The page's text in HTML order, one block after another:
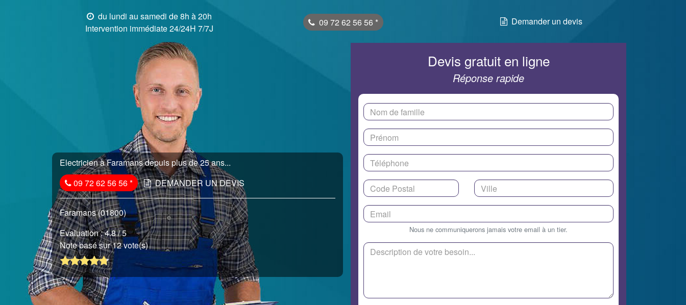
du lundi au samedi de 8h à 20h
Intervention immédiate 24/24H 7/7J
09 72 62 56 56 * Demander un devis
Electricien à Faramans depuis plus de 25 ans...
09 72 62 56 56* DEMANDER UN DEVIS
Faramans (01800)
Evaluation :4.8/ 5
Note basé sur 12 vote(s)
Devis gratuit en ligne
Réponse rapide
Nous ne communiquerons jamais votre email à un tier.